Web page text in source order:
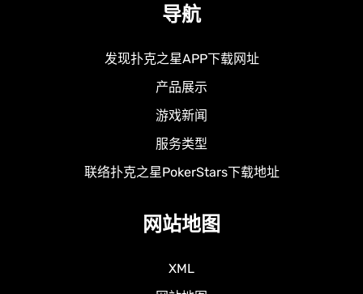
导航
发现扑克之星APP下载网址
产品展示
游戏新闻
服务类型
联络扑克之星PokerStars下载地址
网站地图
XML